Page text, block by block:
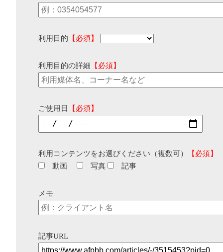
利用目的 【必須】
利用目的の詳細 【必須】
ご使用日 【必須】
利用コンテンツをお選びください（複数可）
【必須】
動画
写真 記事
メモ
記事URL